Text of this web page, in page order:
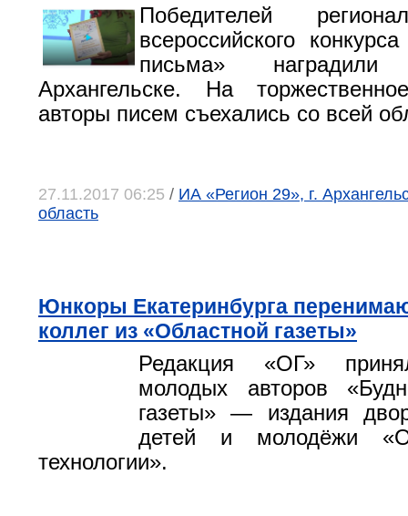
Победителей
всероссийского
письма»
Архангельске. На
авторы писем съехались со всей
27.11.2017 06:25 / ИА «Регион 29», г.
область
Юнкоры Екатеринбурга
коллег из «Областной газеты»
Редакция «ОГ»
молодых авторов
газеты» — издания
детей и молодёжи
технологии».